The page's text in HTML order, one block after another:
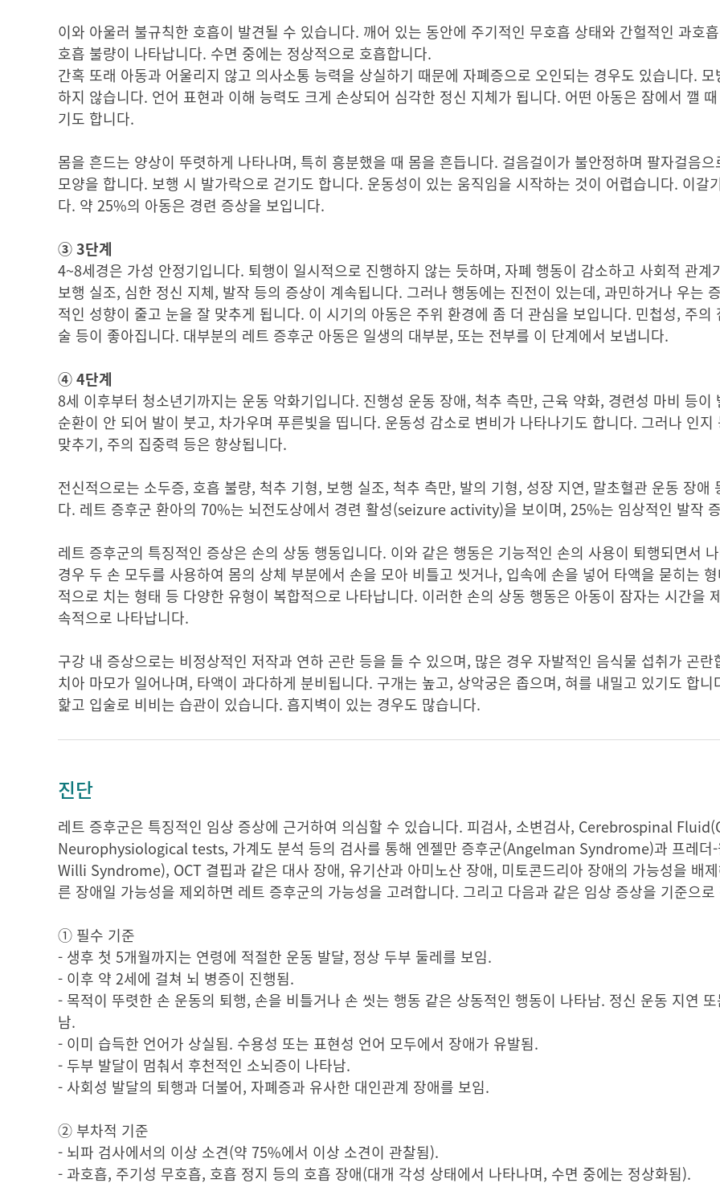
이와 아울러 불규칙한 호흡이 발견될 수 있습니다. 깨어 있는 동안에 주기적인 무호흡 상태와 간헐적인 과호
호흡 불량이 나타납니다. 수면 중에는 정상적으로 호흡합니다.
간혹 또래 아동과 어울리지 않고 의사소통 능력을 상실하기 때문에 자폐증으로 오인되는 경우도 있습니다.
하지 않습니다. 언어 표현과 이해 능력도 크게 손상되어 심각한 정신 지체가 됩니다. 어떤 아동은 잠에서 깰
기도 합니다.
몸을 흔드는 양상이 뚜렷하게 나타나며, 특히 흥분했을 때 몸을 흔듭니다. 걸음걸이가 불안정하며 팔자걸음
모양을 합니다. 보행 시 발가락으로 걷기도 합니다. 운동성이 있는 움직임을 시작하는 것이 어렵습니다. 이갈
다. 약 25%의 아동은 경련 증상을 보입니다.
③ 3단계
4~8세경은 가성 안정기입니다. 퇴행이 일시적으로 진행하지 않는 듯하며, 자폐 행동이 감소하고 사회적 관계
보행 실조, 심한 정신 지체, 발작 등의 증상이 계속됩니다. 그러나 행동에는 진전이 있는데, 과민하거나 우는
적인 성향이 줄고 눈을 잘 맞추게 됩니다. 이 시기의 아동은 주위 환경에 좀 더 관심을 보입니다. 민첩성, 주의
술 등이 좋아집니다. 대부분의 레트 증후군 아동은 일생의 대부분, 또는 전부를 이 단계에서 보냅니다.
④ 4단계
8세 이후부터 청소년기까지는 운동 악화기입니다. 진행성 운동 장애, 척추 측만, 근육 약화, 경련성 마비 등이
순환이 안 되어 발이 붓고, 차가우며 푸른빛을 띱니다. 운동성 감소로 변비가 나타나기도 합니다. 그러나 인
맞추기, 주의 집중력 등은 향상됩니다.
전신적으로는 소두증, 호흡 불량, 척추 기형, 보행 실조, 척추 측만, 발의 기형, 성장 지연, 말초혈관 운동 장애
다. 레트 증후군 환아의 70%는 뇌전도상에서 경련 활성(seizure activity)을 보이며, 25%는 임상적인 발작
레트 증후군의 특징적인 증상은 손의 상동 행동입니다. 이와 같은 행동은 기능적인 손의 사용이 퇴행되면서
경우 두 손 모두를 사용하여 몸의 상체 부분에서 손을 모아 비틀고 씻거나, 입속에 손을 넣어 타액을 묻히는
적으로 치는 형태 등 다양한 유형이 복합적으로 나타납니다. 이러한 손의 상동 행동은 아동이 잠자는 시간을
속적으로 나타납니다.
구강 내 증상으로는 비정상적인 저작과 연하 곤란 등을 들 수 있으며, 많은 경우 자발적인 음식물 섭취가 곤란
치아 마모가 일어나며, 타액이 과다하게 분비됩니다. 구개는 높고, 상악궁은 좁으며, 혀를 내밀고 있기도 합니
핥고 입술로 비비는 습관이 있습니다. 흡지벽이 있는 경우도 많습니다.
진단
레트 증후군은 특징적인 임상 증상에 근거하여 의심할 수 있습니다. 피검사, 소변검사, Cerebrospinal
Neurophysiological tests, 가계도 분석 등의 검사를 통해 엔젤만 증후군(Angelman Syndrome)과 프레더
Willi Syndrome), OCT 결핍과 같은 대사 장애, 유기산과 아미노산 장애, 미토콘드리아 장애의 가능성을 배
른 장애일 가능성을 제외하면 레트 증후군의 가능성을 고려합니다. 그리고 다음과 같은 임상 증상을 기준으
① 필수 기준
- 생후 첫 5개월까지는 연령에 적절한 운동 발달, 정상 두부 둘레를 보임.
- 이후 약 2세에 걸쳐 뇌 병증이 진행됨.
- 목적이 뚜렷한 손 운동의 퇴행, 손을 비틀거나 손 씻는 행동 같은 상동적인 행동이 나타남. 정신 운동 지연
남.
- 이미 습득한 언어가 상실됨. 수용성 또는 표현성 언어 모두에서 장애가 유발됨.
- 두부 발달이 멈춰서 후천적인 소뇌증이 나타남.
- 사회성 발달의 퇴행과 더불어, 자폐증과 유사한 대인관계 장애를 보임.
② 부차적 기준
- 뇌파 검사에서의 이상 소견(약 75%에서 이상 소견이 관찰됨).
- 과호흡, 주기성 무호흡, 호흡 정지 등의 호흡 장애(대개 각성 상태에서 나타나며, 수면 중에는 정상화됨).